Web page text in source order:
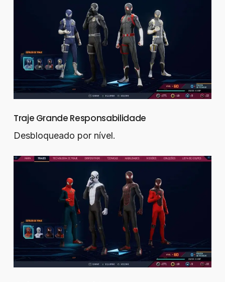
Traje Grande Responsabilidade
Desbloqueado por nível.